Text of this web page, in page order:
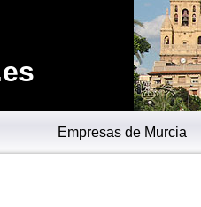
Empresas de Murcia